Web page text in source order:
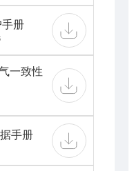
册
一致性
手册